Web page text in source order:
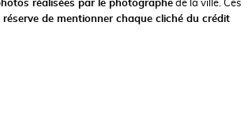
réalisées par le photographe de la ville. Ces
de mentionner chaque cliché du crédit